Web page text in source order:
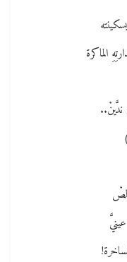
الماكرة
ندَّينْ..
لصْ